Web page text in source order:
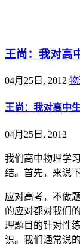
王尚：我对高
04月25日, 2012
王尚：我对高中
04月25日, 2012
我们高中物理学
结。首先，来说
应对高考，不做
的应对都对我们
理题目的针对性
识。我们通常说